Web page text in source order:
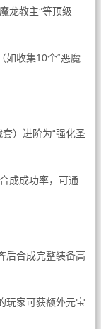
龙教主”等顶级
如收集10个“恶魔
）进阶为“强化圣
成成功率，可通
后合成完整装备高
玩家可获额外元宝